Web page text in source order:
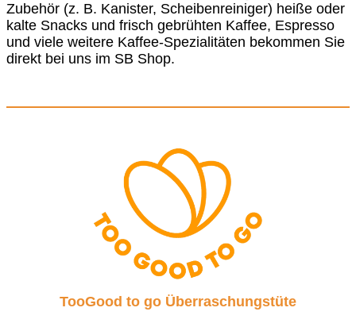
Zubehör (z. B. Kanister, Scheibenreiniger) heiße oder
kalte Snacks und frisch gebrühten Kaffee, Espresso
und viele weitere Kaffee-Spezialitäten bekommen Sie
direkt bei uns im SB Shop.
TooGood to go Überraschungstüte